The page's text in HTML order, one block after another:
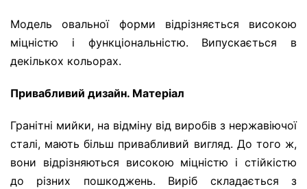
Модель овальної форми відрізняється високою
міцністю і функціональністю. Випускається в
декількох кольорах.
Привабливий дизайн. Матеріал
Гранітні мийки, на відміну від виробів з нержавіючої
сталі, мають більш привабливий вигляд. До того ж,
вони відрізняються високою міцністю і стійкістю
до різних пошкоджень. Виріб складається з